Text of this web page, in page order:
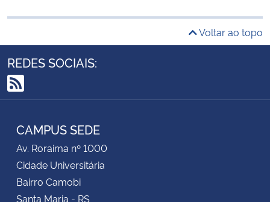
Voltar ao topo
REDES SOCIAIS:
RSS
CAMPUS SEDE
Av. Roraima nº 1000
Cidade Universitária
Bairro Camobi
Santa Maria - RS